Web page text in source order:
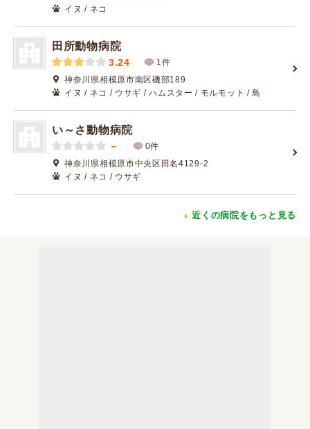
イヌ / ネコ
田所動物病院
3.24
1件
神奈川県相模原市南区磯部189
イヌ / ネコ / ウサギ / ハムスター / モルモット / 鳥
い～さ動物病院
－
0件
神奈川県相模原市中央区田名4129-2
イヌ / ネコ / ウサギ
近くの病院をもっと見る